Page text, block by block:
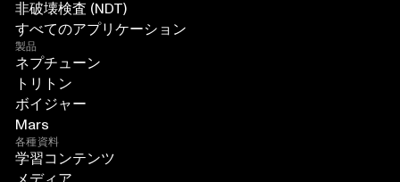
非破壊検査 (NDT)
すべてのアプリケーション
製品
ネプチューン
トリトン
ボイジャー
Mars
各種資料
学習コンテンツ